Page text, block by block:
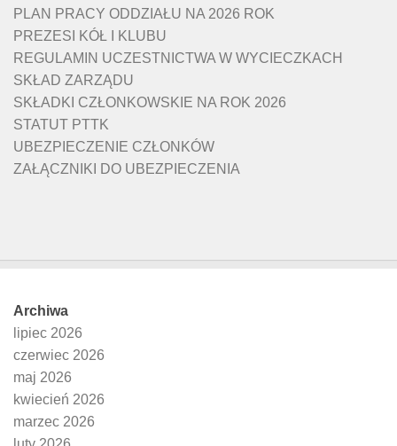
PLAN PRACY ODDZIAŁU NA 2026 ROK
PREZESI KÓŁ I KLUBU
REGULAMIN UCZESTNICTWA W WYCIECZKACH
SKŁAD ZARZĄDU
SKŁADKI CZŁONKOWSKIE NA ROK 2026
STATUT PTTK
UBEZPIECZENIE CZŁONKÓW
ZAŁĄCZNIKI DO UBEZPIECZENIA
Archiwa
lipiec 2026
czerwiec 2026
maj 2026
kwiecień 2026
marzec 2026